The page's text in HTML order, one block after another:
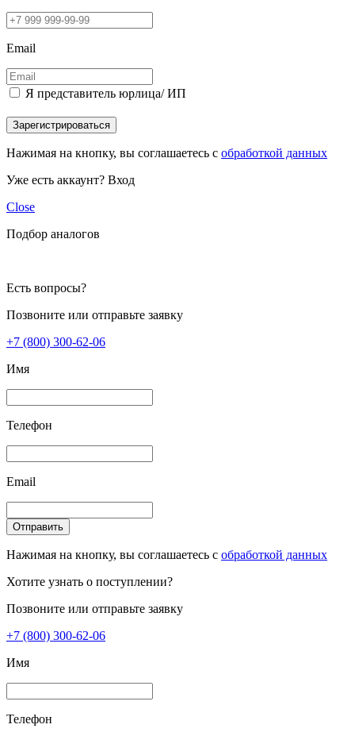
Email
Я представитель юрлица/ ИП
Зарегистрироваться
Нажимая на кнопку, вы соглашаетесь с обработкой данных
Уже есть аккаунт? Вход
Close
Подбор аналогов
Есть вопросы?
Позвоните или отправьте заявку
+7 (800) 300-62-06
Имя
Телефон
Email
Отправить
Нажимая на кнопку, вы соглашаетесь с обработкой данных
Хотите узнать о поступлении?
Позвоните или отправьте заявку
+7 (800) 300-62-06
Имя
Телефон